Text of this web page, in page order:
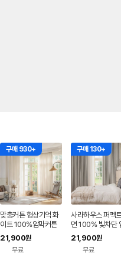
구매 930+
맞춤커튼 형상기억 화
이트 100%암막커튼
거실 안방 사계절 주문
제작 루나 140x180
21,900원
무료
구매 130+
사라하우스 퍼펙
면 100% 빛차단
커튼 1+1 거실 안방
튼
21,900원
무료